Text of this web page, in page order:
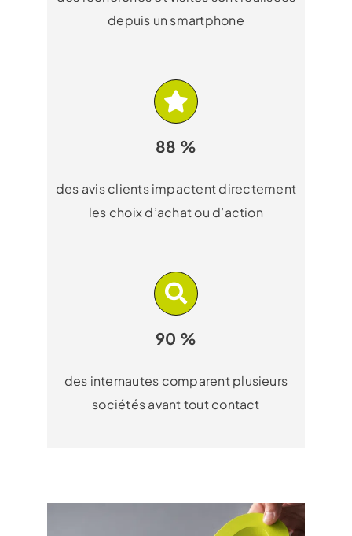
depuis un smartphone
88 %
des avis clients impactent directement
les choix d’achat ou d’action
90 %
des internautes comparent plusieurs
sociétés avant tout contact